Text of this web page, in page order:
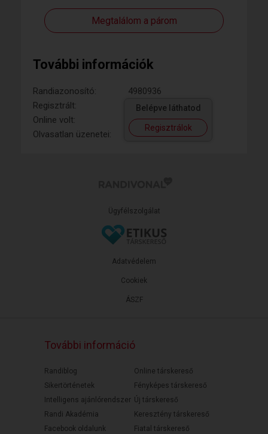
Megtalálom a párom
További információk
Randiazonosító:
4980936
Regisztrált:
Online volt:
Olvasatlan üzenetei:
Belépve láthatod
Regisztrálok
Ügyfélszolgálat
ÁSZF
Adatvédelem
Cookiek
További információ
Randiblog
Sikertörténetek
Intelligens ajánlórendszer
Randi Akadémia
Facebook oldalunk
Online társkereső
Fényképes társkereső
Új társkereső
Keresztény társkereső
Fiatal társkereső